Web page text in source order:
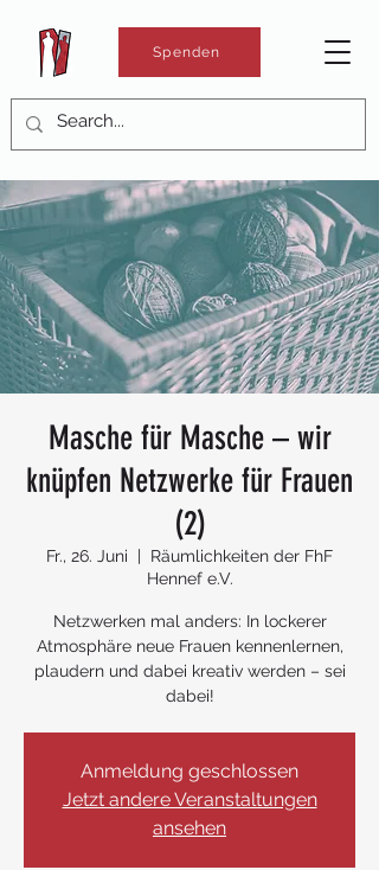
Spenden
Masche für Masche – wir
knüpfen Netzwerke für Frauen
(2)
Fr., 26. Juni
  |
Räumlichkeiten der FhF
Hennef e.V.
Netzwerken mal anders: In lockerer
Atmosphäre neue Frauen kennenlernen,
plaudern und dabei kreativ werden – sei
dabei!
Anmeldung geschlossen
Jetzt andere Veranstaltungen
ansehen